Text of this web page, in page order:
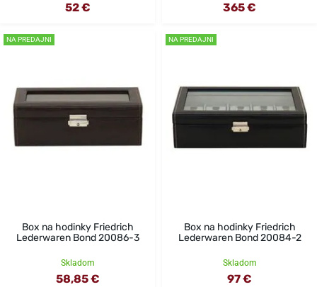
52 € 365 €
NA PREDAJNI
Box na hodinky Friedrich
Lederwaren Bond 20086-3
Skladom
58,85 €
NA PREDAJNI
Box na hodinky Friedrich
Lederwaren Bond 20084-2
Skladom
97 €